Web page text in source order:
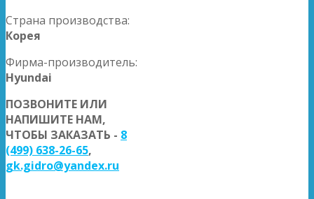
Страна производства:
Корея
Фирма-производитель:
Hyundai
ПОЗВОНИТЕ ИЛИ
НАПИШИТЕ НАМ,
ЧТОБЫ ЗАКАЗАТЬ - 8
(499) 638-26-65,
gk.gidro@yandex.ru